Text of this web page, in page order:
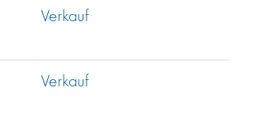
Verkauf
Verkauf